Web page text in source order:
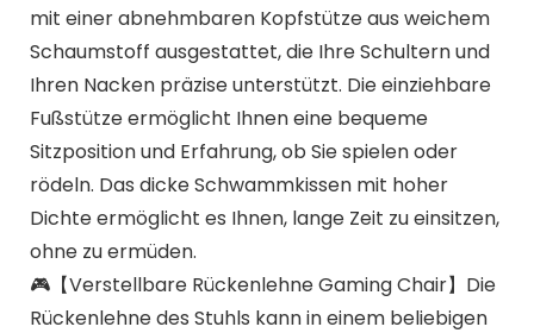
mit einer abnehmbaren Kopfstütze aus weichem
Schaumstoff ausgestattet, die Ihre Schultern und
Ihren Nacken präzise unterstützt. Die einziehbare
Fußstütze ermöglicht Ihnen eine bequeme
Sitzposition und Erfahrung, ob Sie spielen oder
rödeln. Das dicke Schwammkissen mit hoher
Dichte ermöglicht es Ihnen, lange Zeit zu einsitzen,
ohne zu ermüden.
🎮【Verstellbare Rückenlehne Gaming Chair】Die
Rückenlehne des Stuhls kann in einem beliebigen